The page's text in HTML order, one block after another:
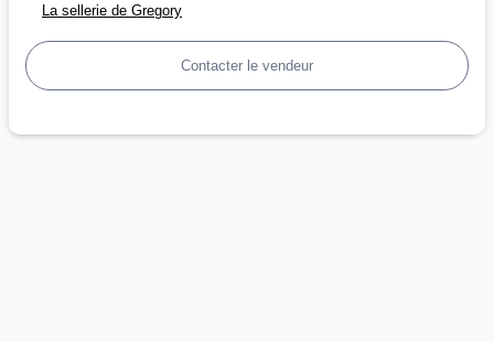
La sellerie de Gregory
Contacter le vendeur